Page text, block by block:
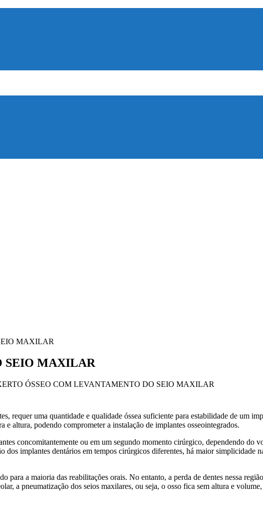
MAXILAR
SEIO MAXILAR
ÓSSEO COM LEVANTAMENTO DO SEIO MAXILAR
requer uma quantidade e qualidade óssea suficiente para estabilidade de um
e altura, podendo comprometer a instalação de implantes osseointegrados.
concomitantemente ou em um segundo momento cirúrgico, dependendo do
implantes dentários em tempos cirúrgicos diferentes, há maior simplicidade
a maioria das reabilitações orais. No entanto, a perda de dentes nessa
a pneumatização dos seios maxilares, ou seja, o osso fica sem altura e